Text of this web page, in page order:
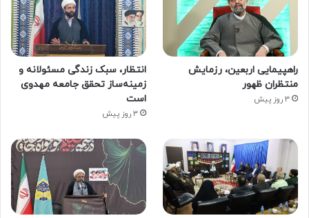
راهپیمایی اربعین، رزمایش
منتظران ظهور
3 روز پیش
انتظار، سبک زندگی مسئولانه و
زمینه‌ساز تحقق جامعه مهدوی
است
3 روز پیش